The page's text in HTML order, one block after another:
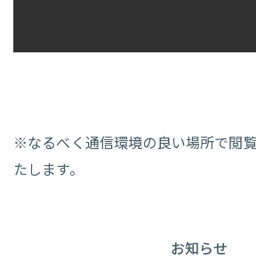
※なるべく通信環境の良い場所で閲
たします。
お知らせ